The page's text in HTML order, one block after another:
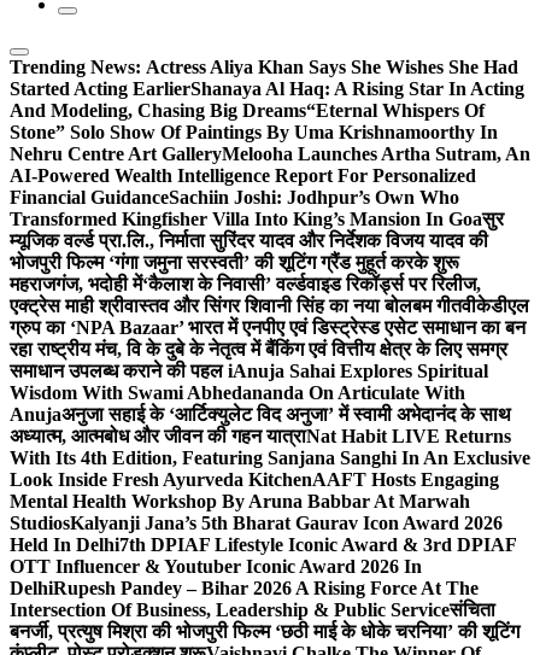
Trending News: Actress Aliya Khan Says She Wishes She Had
Started Acting EarlierShanaya Al Haq: A Rising Star In Acting
And Modeling, Chasing Big Dreams“Eternal Whispers Of
Stone” Solo Show Of Paintings By Uma Krishnamoorthy In
Nehru Centre Art GalleryMelooha Launches Artha Sutram, An
AI-Powered Wealth Intelligence Report For Personalized
Financial GuidanceSachiin Joshi: Jodhpur’s Own Who
Transformed Kingfisher Villa Into King’s Mansion In Goaसुर
म्यूजिक वर्ल्ड प्रा.लि., निर्माता सुरिंदर यादव और निर्देशक विजय यादव की
भोजपुरी फिल्म ‘गंगा जमुना सरस्वती’ की शूटिंग ग्रैंड मुहूर्त करके शुरू
महराजगंज, भदोही में‘कैलाश के निवासी’ वर्ल्डवाइड रिकॉर्ड्स पर रिलीज,
एक्ट्रेस माही श्रीवास्तव और सिंगर शिवानी सिंह का नया बोलबम गीतवीकेडीएल
ग्रुप का ‘NPA Bazaar’ भारत में एनपीए एवं डिस्ट्रेस्ड एसेट समाधान का बन
रहा राष्ट्रीय मंच, वि के दुबे के नेतृत्व में बैंकिंग एवं वित्तीय क्षेत्र के लिए समग्र
समाधान उपलब्ध कराने की पहल iAnuja Sahai Explores Spiritual
Wisdom With Swami Abhedananda On Articulate With
Anujaअनुजा सहाई के ‘आर्टिक्युलेट विद अनुजा’ में स्वामी अभेदानंद के साथ
अध्यात्म, आत्मबोध और जीवन की गहन यात्राNat Habit LIVE Returns
With Its 4th Edition, Featuring Sanjana Sanghi In An Exclusive
Look Inside Fresh Ayurveda KitchenAAFT Hosts Engaging
Mental Health Workshop By Aruna Babbar At Marwah
StudiosKalyanji Jana’s 5th Bharat Gaurav Icon Award 2026
Held In Delhi7th DPIAF Lifestyle Iconic Award & 3rd DPIAF
OTT Influencer & Youtuber Iconic Award 2026 In
DelhiRupesh Pandey – Bihar 2026 A Rising Force At The
Intersection Of Business, Leadership & Public Serviceसंचिता
बनर्जी, प्रत्युष मिश्रा की भोजपुरी फिल्म ‘छठी माई के धोके चरनिया’ की शूटिंग